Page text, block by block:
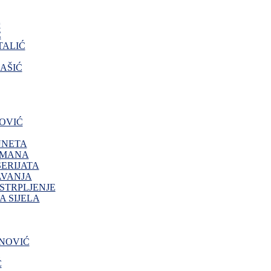
SIJELA